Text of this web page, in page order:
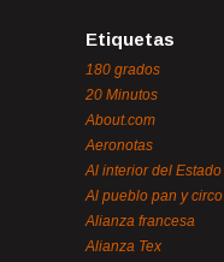
Etiquetas
180 grados
20 Minutos
About.com
Aeronotas
Al interior del Estado
Al pueblo pan y circo
Alianza francesa
Alianza Tex